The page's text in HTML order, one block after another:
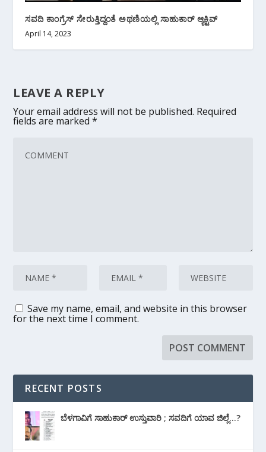
ಸವದಿ ಕಾಂಗ್ರೆಸ್ ಸೇರುತ್ತಿದ್ದಂತೆ ಅಥಣಿಯಲ್ಲಿ ಸಾಹುಕಾರ್ ಆ್ಯಕ್ಟಿವ್
April 14, 2023
LEAVE A REPLY
Your email address will not be published. Required
fields are marked*
Save my name, email, and website in this browser
for the next time I comment.
RECENT POSTS
ಬೆಳಗಾವಿಗೆ ಸಾಹುಕಾರ್ ಉಸ್ತುವಾರಿ ; ಸವದಿಗೆ ಯಾವ ಜಿಲ್ಲೆ…?